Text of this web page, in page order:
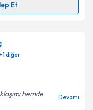
ilişkinAydınlatma
ediyorum.
Gönder
Et
randevu almanız
posta ile
+1diğer
hemde
Devamı